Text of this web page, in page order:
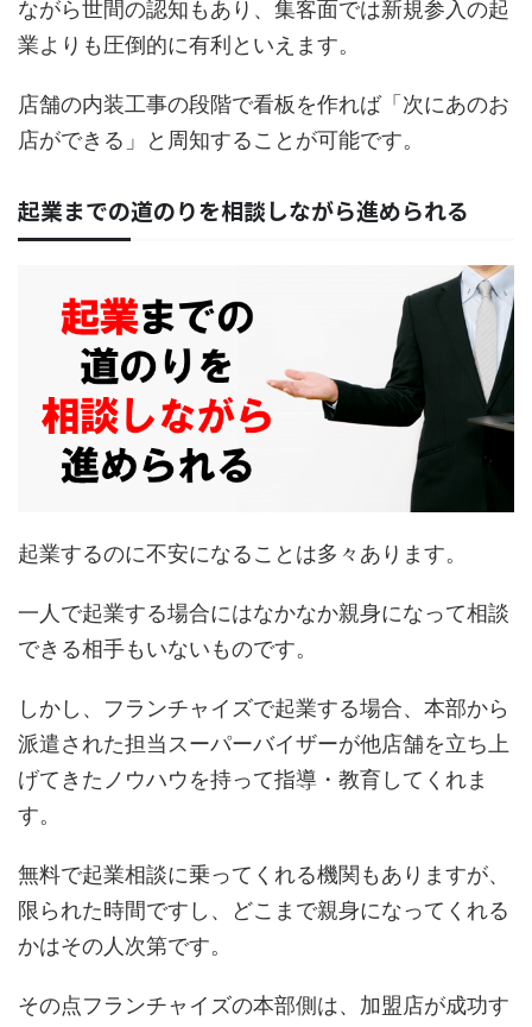
ながら世間の認知もあり、集客面では新規参入の起
業よりも圧倒的に有利といえます。
店舗の内装工事の段階で看板を作れば「次にあのお
店ができる」と周知することが可能です。
起業までの道のりを相談しながら進められる
起業するのに不安になることは多々あります。
一人で起業する場合にはなかなか親身になって相談
できる相手もいないものです。
しかし、フランチャイズで起業する場合、本部から
派遣された担当スーパーバイザーが他店舗を立ち上
げてきたノウハウを持って指導・教育してくれま
す。
無料で起業相談に乗ってくれる機関もありますが、
限られた時間ですし、どこまで親身になってくれる
かはその人次第です。
その点フランチャイズの本部側は、加盟店が成功す